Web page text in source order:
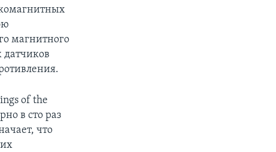
магнитного
of the
в сто раз
что